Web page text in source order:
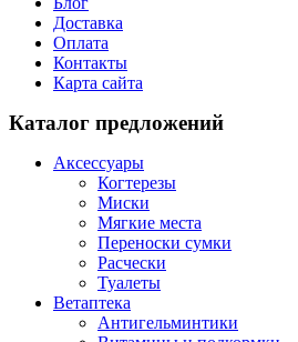
Доставка
Оплата
Контакты
Карта сайта
Каталог предложений
Аксессуары
Когтерезы
Миски
Мягкие места
Переноски сумки
Расчески
Туалеты
Ветаптека
Антигельминтики